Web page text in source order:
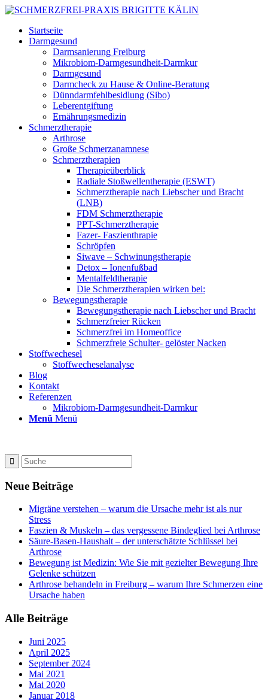
Startseite
Darmgesund
Darmsanierung Freiburg
Mikrobiom-Darmgesundheit-Darmkur
Darmgesund
Darmcheck zu Hause & Online-Beratung
Dünndarmfehlbesidlung (Sibo)
Leberentgiftung
Ernährungsmedizin
Schmerztherapie
Arthrose
Große Schmerzanamnese
Schmerztherapien
Therapieüberblick
Radiale Stoßwellentherapie (ESWT)
Schmerztherapie nach Liebscher und Bracht
(LNB)
FDM Schmerztherapie
PPT-Schmerztherapie
Fazer- Faszienthrapie
Schröpfen
Siwave – Schwinungstherapie
Detox – Ionenfußbad
Mentalfeldtherapie
Die Schmerztherapien wirken bei:
Bewegungstherapie
Bewegungstherapie nach Liebscher und Bracht
Schmerzfreier Rücken
Schmerzfrei im Homeoffice
Schmerzfreie Schulter- gelöster Nacken
Stoffwechesel
Stoffwecheselanalyse
Blog
Kontakt
Referenzen
Mikrobiom-Darmgesundheit-Darmkur
Menü Menü
Neue Beiträge
Migräne verstehen – warum die Ursache mehr ist als nur
Stress
Faszien & Muskeln – das vergessene Bindeglied bei Arthrose
Säure-Basen-Haushalt – der unterschätzte Schlüssel bei
Arthrose
Bewegung ist Medizin: Wie Sie mit gezielter Bewegung Ihre
Gelenke schützen
Arthrose behandeln in Freiburg – warum Ihre Schmerzen eine
Ursache haben
Alle Beiträge
Juni 2025
April 2025
September 2024
Mai 2021
Mai 2020
Januar 2018